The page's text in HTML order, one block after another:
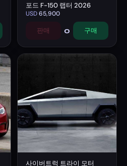
포드 F-150 랩터 2026
USD65,900
판매 0 구매
사이버트럭 트라이 모터